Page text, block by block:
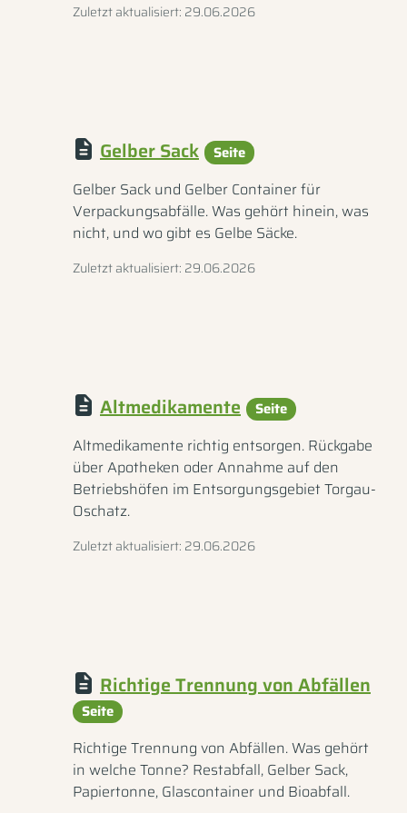
Zuletzt aktualisiert: 29.06.2026
Gelber Sack Seite
Gelber Sack und Gelber Container für
Verpackungsabfälle. Was gehört hinein, was
nicht, und wo gibt es Gelbe Säcke.
Zuletzt aktualisiert: 29.06.2026
Altmedikamente Seite
Altmedikamente richtig entsorgen. Rückgabe
über Apotheken oder Annahme auf den
Betriebshöfen im Entsorgungsgebiet Torgau-
Oschatz.
Zuletzt aktualisiert: 29.06.2026
Richtige Trennung von Abfällen
Seite
Richtige Trennung von Abfällen. Was gehört
in welche Tonne? Restabfall, Gelber Sack,
Papiertonne, Glascontainer und Bioabfall.